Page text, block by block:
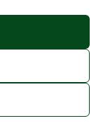
práva vyhrazena
Prohlášení o